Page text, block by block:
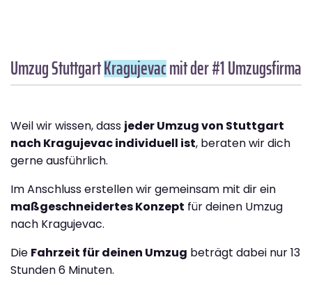
Umzug StuttgartKragujevacmit der #1 Umzugsfirma
Weil wir wissen, dass jeder Umzug von Stuttgart
nach Kragujevac individuell ist, beraten wir dich
gerne ausführlich.
Im Anschluss erstellen wir gemeinsam mit dir ein
maßgeschneidertes Konzept für deinen Umzug
nach Kragujevac.
Die Fahrzeit für deinen Umzug beträgt dabei nur 13
Stunden 6 Minuten.